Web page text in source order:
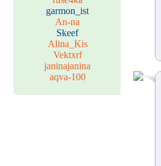
garmon_ist
An-na
Skeef
Alina_Kis
Vektxrf
janinajanina
aqva-100